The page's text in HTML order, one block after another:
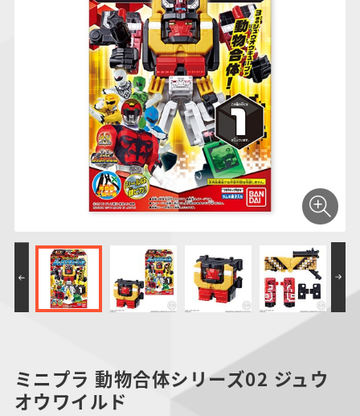
仮面ライダーシリー
ズ
PROJECT R.E.D.・
スーパー戦隊シリー
ズ
ガンダムシリーズ
ポケットモンスター
アンパンマン
サンリオキャラクタ
ーズ
キャラパキ
つりグミ
にふぉるめーしょん
＆スクエアシール
SMPシリーズ
ポケモンスケールワ
ールド
キャラデコ
ミニプラ 動物合体シリーズ02 ジュウ
オウワイルド